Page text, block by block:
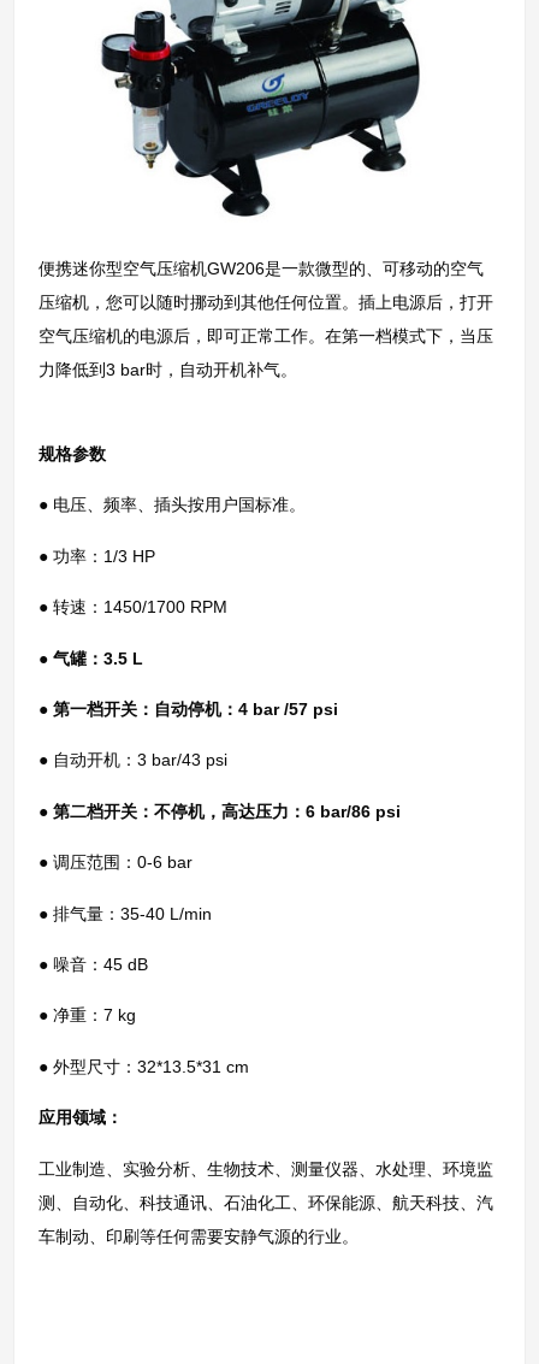
便携迷你型空气压缩机GW206是一款微型的、可移动的空气
压缩机，您可以随时挪动到其他任何位置。插上电源后，打开
空气压缩机的电源后，即可正常工作。在第一档模式下，当压
力降低到3 bar时，自动开机补气。
规格参数
● 电压、频率、插头按用户国标准。
● 功率：1/3 HP
● 转速：1450/1700 RPM
● 气罐：3.5 L
● 第一档开关：自动停机：4 bar /57 psi
● 自动开机：3 bar/43 psi
● 第二档开关：不停机，高达压力：6 bar/86 psi
● 调压范围：0-6 bar
● 排气量：35-40 L/min
● 噪音：45 dB
● 净重：7 kg
● 外型尺寸：32*13.5*31 cm
应用领域：
工业制造、实验分析、生物技术、测量仪器、水处理、环境监
测、自动化、科技通讯、石油化工、环保能源、航天科技、汽
车制动、印刷等任何需要安静气源的行业。